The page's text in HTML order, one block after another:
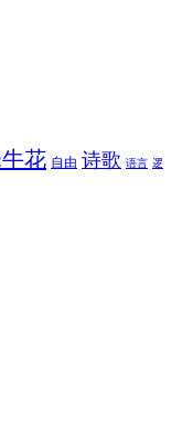
花 自由 诗歌 语言 逻